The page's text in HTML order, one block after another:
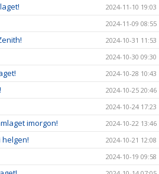
2024-11-10 19:03
2024-11-09 08:55
2024-10-31 11:53
2024-10-30 09:30
2024-10-28 10:43
2024-10-25 20:46
2024-10-24 17:23
imorgon! 2024-10-22 13:46
helgen! 2024-10-21 12:08
2024-10-19 09:58